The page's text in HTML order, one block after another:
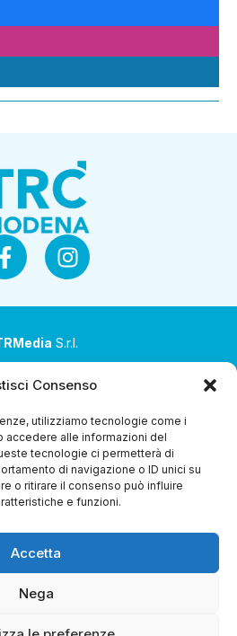
Consenso
utilizziamo tecnologie come i
accedere alle informazioni del
tecnologie ci permetterà di
di navigazione o ID unici su
o ritirare il consenso può influire
e funzioni.
Accetta
Nega
S.r.l.
di Coop Alleanza 3.0 Soc. Coop.
’99 nr. 51 42124 Reggio Emilia
(RE)
00651840365
Diretta Streaming Guida TV
Chi
Gerenza